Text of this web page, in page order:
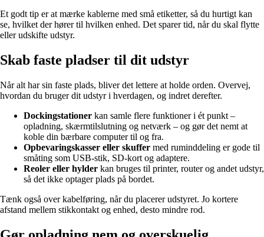
Et godt tip er at mærke kablerne med små etiketter, så du hurtigt kan
se, hvilket der hører til hvilken enhed. Det sparer tid, når du skal flytte
eller udskifte udstyr.
Skab faste pladser til dit udstyr
Når alt har sin faste plads, bliver det lettere at holde orden. Overvej,
hvordan du bruger dit udstyr i hverdagen, og indret derefter.
Dockingstationer kan samle flere funktioner i ét punkt –
opladning, skærmtilslutning og netværk – og gør det nemt at
koble din bærbare computer til og fra.
Opbevaringskasser eller skuffer med ruminddeling er gode til
småting som USB-stik, SD-kort og adaptere.
Reoler eller hylder kan bruges til printer, router og andet udstyr,
så det ikke optager plads på bordet.
Tænk også over kabelføring, når du placerer udstyret. Jo kortere
afstand mellem stikkontakt og enhed, desto mindre rod.